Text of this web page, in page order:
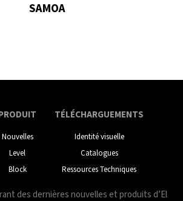
SAMOA
Nouvelles
Level
Block
TÉLÉCHARGUEMENTS
Identité visuelle
Catalogues
Ressources Techniques
des dernières nouvelles et produits d’El